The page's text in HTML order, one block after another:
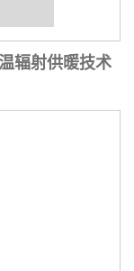
辐射供暖技术